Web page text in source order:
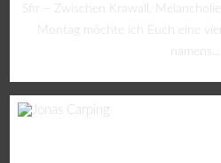
Sfir – Zwischen Krawall,
Montag möchte ich Euch eine
namens...